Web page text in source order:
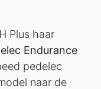
Plus haar
Endurance
pedelec
naar de